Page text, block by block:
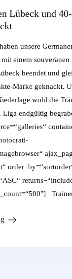
Lübeck und
unsere
einem souveränen
beendet und
Marke geknackt.
wohl die
Liga endgültig